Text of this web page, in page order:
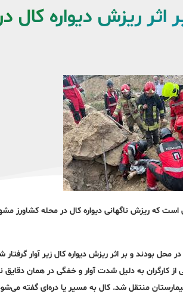
اثر ریزش دیواره کال
21 اردیبهشت ماه حاکی از آن است که ریزش ناگهانی دیواره کال در
محل بودند و بر اثر ریزش دیواره کال زیر آوار
از کارگران به دلیل شدت آوار و خفگی در همان
منتقل شد. کال به مسیر یا دره‌ای گفته